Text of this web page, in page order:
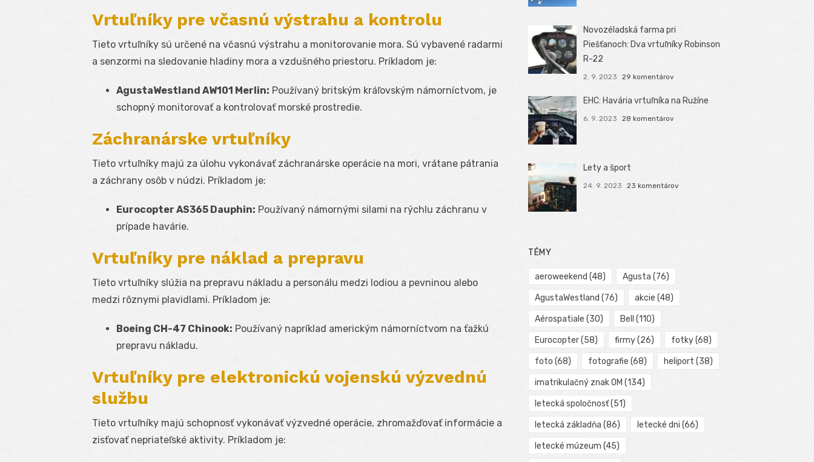
Vrtuľníky pre včasnú výstrahu a kontrolu
Tieto vrtuľníky sú určené na včasnú výstrahu a monitorovanie mora. Sú vybavené radarmi
a senzormi na sledovanie hladiny mora a vzdušného priestoru. Príkladom je:
AgustaWestland AW101 Merlin: Používaný britským kráľovským námorníctvom, je
schopný monitorovať a kontrolovať morské prostredie.
Záchranárske vrtuľníky
Tieto vrtuľníky majú za úlohu vykonávať záchranárske operácie na mori, vrátane pátrania
a záchrany osôb v núdzi. Príkladom je:
Eurocopter AS365 Dauphin: Používaný námornými silami na rýchlu záchranu v
prípade havárie.
Vrtuľníky pre náklad a prepravu
Tieto vrtuľníky slúžia na prepravu nákladu a personálu medzi lodiou a pevninou alebo
medzi rôznymi plavidlami. Príkladom je:
Boeing CH-47 Chinook: Používaný napríklad americkým námorníctvom na ťažkú
prepravu nákladu.
Vrtuľníky pre elektronickú vojenskú výzvednú
službu
Tieto vrtuľníky majú schopnosť vykonávať výzvedné operácie, zhromažďovať informácie a
zisťovať nepriateľské aktivity. Príkladom je:
Novozéladská farma pri
Piešťanoch: Dva vrtuľníky Robinson
R-22
2. 9. 2023 29 komentárov
EHC: Havária vrtuľníka na Ružíne
6. 9. 2023 28 komentárov
Lety a šport
24. 9. 2023 23 komentárov
TÉMY
aeroweekend (48) Agusta (76)
AgustaWestland (76) akcie (48)
Aérospatiale (30) Bell (110)
Eurocopter(58) firmy(26) fotky(68)
foto (68) fotografie (68) heliport (38)
imatrikulačný znak OM (134)
letecká spoločnosť(51)
letecká základňa (86) letecké dni (66)
letecké múzeum (45)